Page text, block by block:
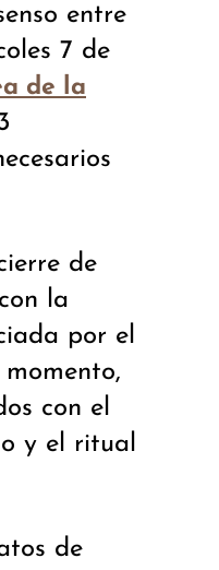
entre
7 de
de la
de
la
por el
con el
y el ritual
de